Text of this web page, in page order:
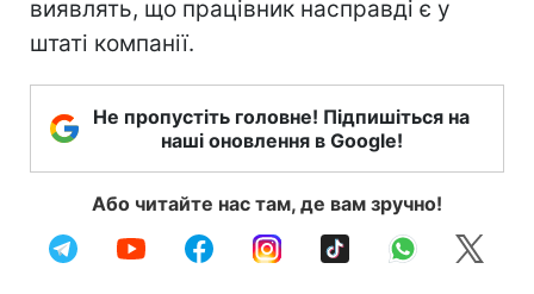
виявлять, що працівник насправді є у
штаті компанії.
Не пропустіть головне! Підпишіться на
наші оновлення в Google!
Або читайте нас там, де вам зручно!